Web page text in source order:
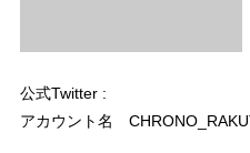
公式Twitter :
アカウント名